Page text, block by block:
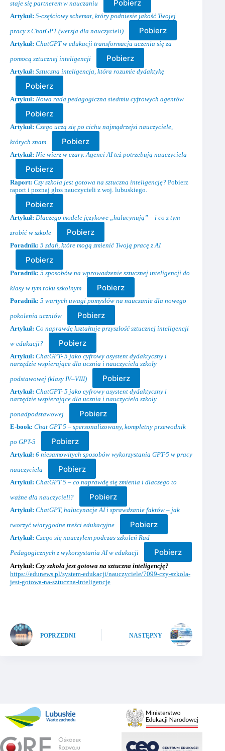
staje się partnerem w nauczaniu Pobierz
Artykuł: 5-częściowy schemat, który podniesie jakość Twojej
pracy z ChatGPT (wersja dla nauczycieli) Pobierz
Artykuł: ChatGPT w edukacji transformacja uczenia się za
pomocą sztucznej inteligencji Pobierz
Artykuł: Sztuczna inteligencja, która rozumie dydaktykę
Pobierz
Artykuł: Nowa rada pedagogiczna siedmiu cyfrowych agentów
Pobierz
Artykuł: Czego uczą się po cichu najmądrzejsi nauczyciele,
których znam Pobierz
Artykuł: Nie wierz w czary. Agenci AI też potrzebują nauczyciela
Pobierz
Raport: Czy szkoła jest gotowa na sztuczna inteligencję? Pobierz
raport i poznaj głos nauczycieli z woj. lubuskiego.
Pobierz
Artykuł: Dlaczego modele językowe „halucynują” – i co z tym
zrobić w szkole Pobierz
Poradnik: 5 zdań, które mogą zmienić Twoją pracę z AI
Pobierz
Poradnik: 5 sposobów na wprowadzenie sztucznej inteligencji do
klasy w tym roku szkolnym Pobierz
Poradnik: 5 wartych uwagi pomysłów na nauczanie dla nowego
pokolenia uczniów Pobierz
Artykuł: Co naprawdę kształtuje przyszłość sztucznej inteligencji
w edukacji? Pobierz
Artykuł: ChatGPT- 5 jako cyfrowy asystent dydaktyczny i
narzędzie wspierające dla ucznia i nauczyciela szkoły
podstawowej (klasy IV–VIII) Pobierz
Artykuł: ChatGPT- 5 jako cyfrowy asystent dydaktyczny i
narzędzie wspierające dla ucznia i nauczyciela szkoły
ponadpodstawowej Pobierz
E-book: Chat GPT 5 – spersonalizowany, kompletny przewodnik
po GPT-5 Pobierz
Artykuł: 6 niesamowitych sposobów wykorzystania GPT-5 w pracy
nauczyciela Pobierz
Artykuł: ChatGPT 5 – co naprawdę się zmienia i dlaczego to
ważne dla nauczycieli? Pobierz
Artykuł: ChatGPT, halucynacje AI i sprawdzanie faktów – jak
tworzyć wiarygodne treści edukacyjne Pobierz
Artykuł: Czego się nauczyłem podczas szkoleń Rad
Pedagogicznych z wykorzystania AI w edukacji Pobierz
Artykuł: Czy szkoła jest gotowa na sztuczna inteligencję?
https://edunews.pl/system-edukacji/nauczyciele/7099-czy-szkola-
jest-gotowa-na-sztuczna-inteligencje
POPRZEDNI NASTĘPNY